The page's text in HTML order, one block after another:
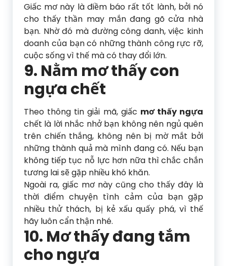
Giấc mơ này là điềm báo rất tốt lành, bởi nó
cho thấy thần may mắn đang gõ cửa nhà
bạn. Nhờ đó mà đường công danh, việc kinh
doanh của bạn có những thành công rực rỡ,
cuộc sống vì thế mà có thay đổi lớn.
9. Nằm mơ thấy con
ngựa chết
Theo thông tin giải mã, giấc mơ thấy ngựa
chết là lời nhắc nhở bạn không nên ngủ quên
trên chiến thắng, không nên bị mờ mắt bởi
những thành quả mà mình đang có. Nếu bạn
không tiếp tục nỗ lực hơn nữa thì chắc chắn
tương lai sẽ gặp nhiều khó khăn.
Ngoài ra, giấc mơ này cũng cho thấy đây là
thời điểm chuyện tình cảm của bạn gặp
nhiều thử thách, bị kẻ xấu quấy phá, vì thế
hãy luôn cẩn thận nhé.
10. Mơ thấy đang tắm
cho ngựa